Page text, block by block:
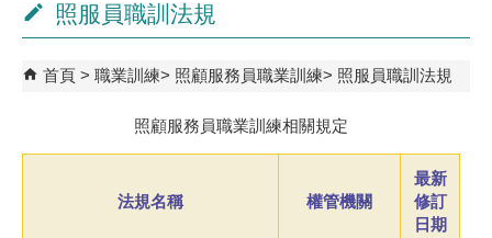
照服員職訓法規
首頁 職業訓練 照顧服務員職業訓練 照服員職訓法規
照顧服務員職業訓練相關規定
法規名稱 權管機關
最新
修訂
日期